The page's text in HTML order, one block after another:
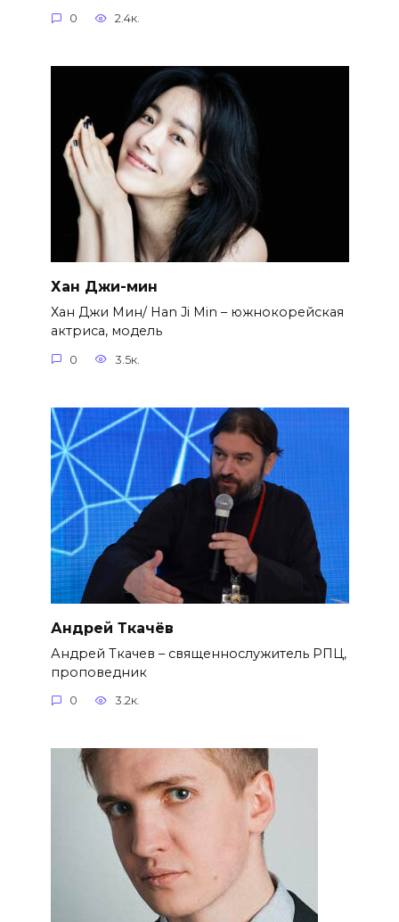
0 2.4к.
Хан Джи-мин
Хан Джи Мин/ Han Ji Min – южнокорейская
актриса, модель
0 3.5к.
Андрей Ткачёв
Андрей Ткачев – священнослужитель РПЦ,
проповедник
0 3.2к.